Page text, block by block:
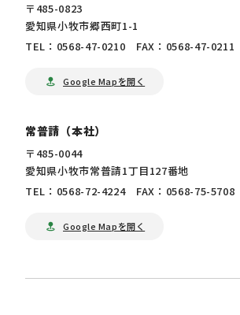
〒485-0823
愛知県小牧市郷西町1-1
TEL：0568-47-0210 FAX：0568-47-0211
Google Mapを開く
常普請（本社）
〒485-0044
愛知県小牧市常普請1丁目127番地
TEL：0568-72-4224 FAX：0568-75-5708
Google Mapを開く